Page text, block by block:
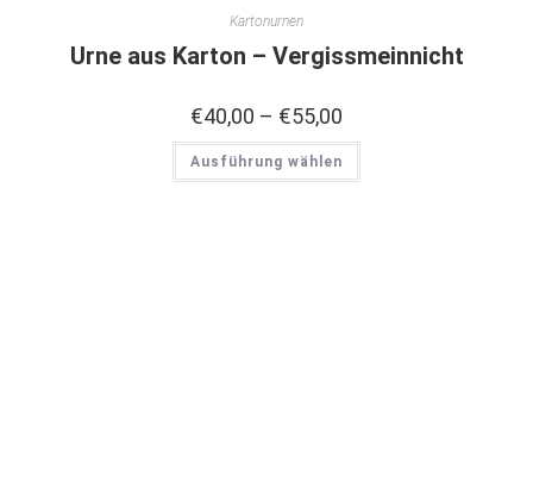
Kartonurnen
Urne aus Karton – Vergissmeinnicht
€40,00 – €55,00
Ausführung wählen